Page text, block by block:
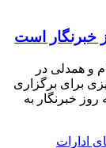
خبرنگار است
و همدلی در
برای برگزاری
خبرنگار به